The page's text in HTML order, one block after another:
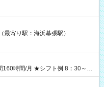
なります ★日払いOK！
に現金GET♪ お仕事後はコンビニ
寄り駅：海浜幕張駅）
フト例 8：30～